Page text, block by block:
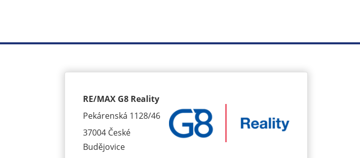
RE/MAX G8 Reality
Pekárenská 1128/46
37004 České
Budějovice